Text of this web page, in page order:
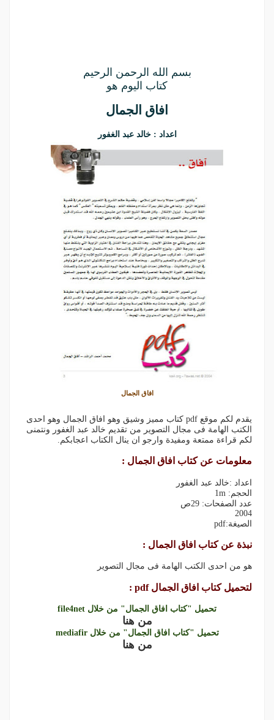
بسم الله الرحمن الرحيم
كتاب اليوم هو
افاق الجمال
اعداد : خالد عبد الغفور
افاق الجمال
يقدم لكم موقع pdf كتاب مميز وشيق وهو افاق الجمال وهو احدى
الكتب الهامة فى مجال التصوير من تقديم خالد عبد الغفور ونتمنى
لكم قراءة ممتعة ومفيدة وارجو ان ينال الكتاب اعجابكم.
معلومات عن كتاب افاق الجمال :
اعداد :خالد عبد الغفور
الحجم: 1m
عدد الصفحات: 29ص
2004
الصيغة:pdf
نبذة عن كتاب افاق الجمال :
هو من احدى الكتب الهامة فى مجال التصوير
لتحميل كتاب افاق الجمال pdf :
تحميل "كتاب افاق الجمال" من خلال file4net
من هنا
تحميل "كتاب افاق الجمال" من خلال mediafir
من هنا